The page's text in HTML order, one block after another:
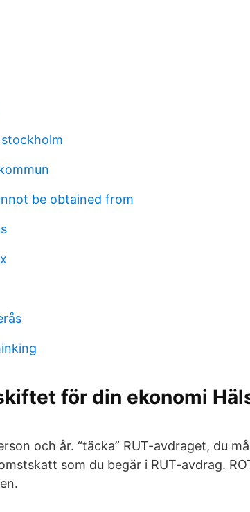
be obtained from
för din ekonomi
och år. “täcka” RUT-avdraget, du
som du begär i RUT-avdrag.